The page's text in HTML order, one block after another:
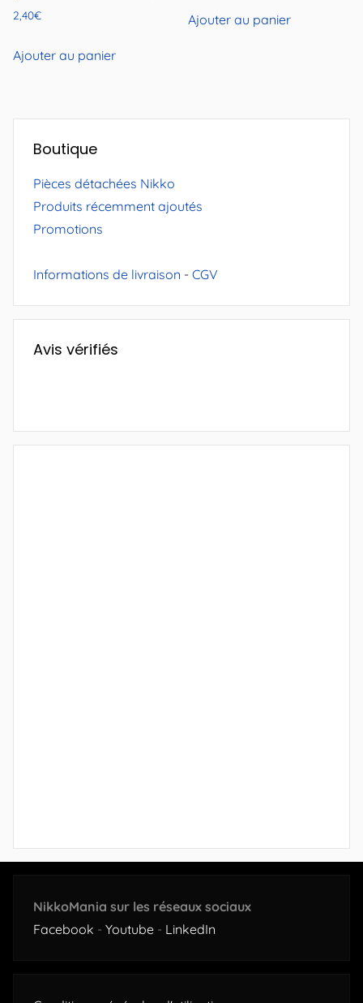
2,40€
Ajouter au panier
Ajouter au panier
Boutique
Pièces détachées Nikko
Produits récemment ajoutés
Promotions
Informations de livraison - CGV
Avis vérifiés
NikkoMania sur les réseaux sociaux
Facebook - Youtube - LinkedIn